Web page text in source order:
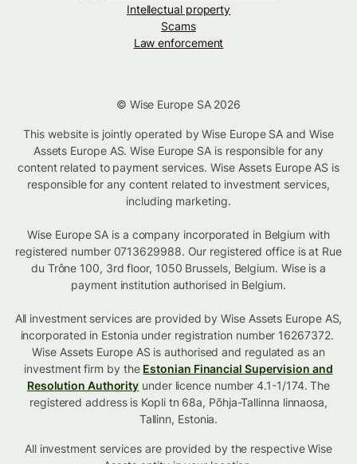
Intellectual property
Scams
Law enforcement
© Wise Europe SA 2026
This website is jointly operated by Wise Europe SA and Wise
Assets Europe AS. Wise Europe SA is responsible for any
content related to payment services. Wise Assets Europe AS is
responsible for any content related to investment services,
including marketing.
Wise Europe SA is a company incorporated in Belgium with
registered number 0713629988. Our registered office is at Rue
du Trône 100, 3rd floor, 1050 Brussels, Belgium. Wise is a
payment institution authorised in Belgium.
All investment services are provided by Wise Assets Europe AS,
incorporated in Estonia under registration number 16267372.
Wise Assets Europe AS is authorised and regulated as an
investment firm by the Estonian Financial Supervision and
Resolution Authority under licence number 4.1-1/174. The
registered address is Kopli tn 68a, Põhja-Tallinna linnaosa,
Tallinn, Estonia.
All investment services are provided by the respective Wise